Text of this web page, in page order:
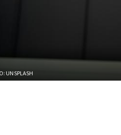
UNSPLASH